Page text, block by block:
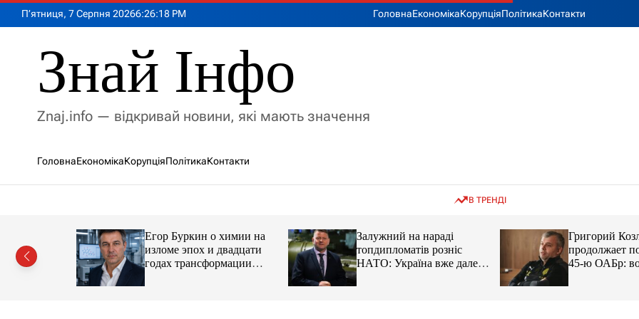
П’ятниця, 7 Серпня 20266:26:20 PM ГоловнаЕкономікаКорупціяПолітикаКонтакти
Знай Інфо
Znaj.info — відкривай новини, які мають значення
ГоловнаЕкономікаКорупціяПолітикаКонтакти
В ТРЕНДІ
із
Егор Буркин о химии на
изломе эпох и двадцати
годах трансформации
Залужний на нараді
топдипломатів розніс
НАТО: Україна вже далеко
попереду
Григорий
продолжает
45-ю ОАБр:
передали